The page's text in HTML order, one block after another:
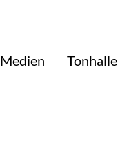
Medien Tonhalle